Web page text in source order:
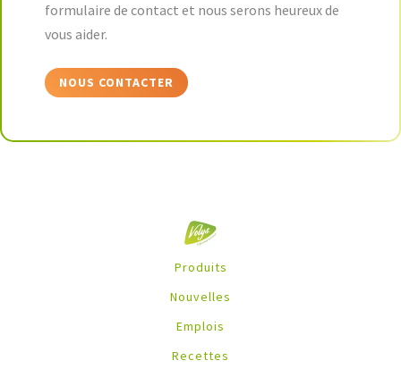
formulaire de contact et nous serons heureux de
vous aider.
NOUS CONTACTER
Produits
Nouvelles
Emplois
Recettes